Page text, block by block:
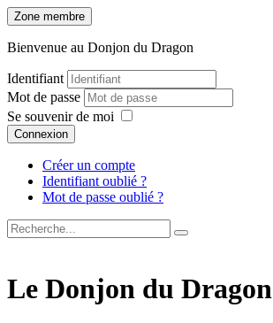
Zone membre
Bienvenue au Donjon du Dragon
Identifiant
Mot de passe
Se souvenir de moi
Connexion
Créer un compte
Identifiant oublié ?
Mot de passe oublié ?
Le Donjon du Dragon